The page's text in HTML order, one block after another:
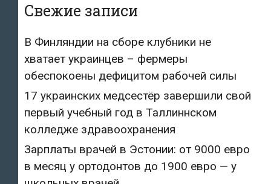
Свежие записи
В Финляндии на сборе клубники не
хватает украинцев – фермеры
обеспокоены дефицитом рабочей силы
17 украинских медсестёр завершили свой
первый учебный год в Таллиннском
колледже здравоохранения
Зарплаты врачей в Эстонии: от 9000 евро
в месяц у ортодонтов до 1900 евро — у